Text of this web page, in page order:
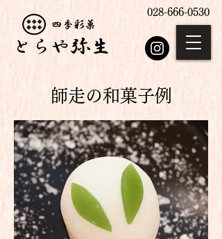
028-666-0530
師走の和菓子例